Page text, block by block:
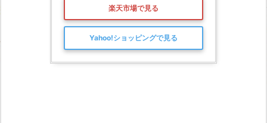
楽天市場で見る
Yahoo!ショッピングで見る